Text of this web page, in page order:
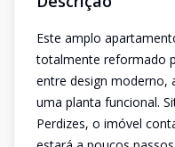
Este amplo
totalmente reformado
entre design moderno,
uma planta funcional.
Perdizes, o imóvel